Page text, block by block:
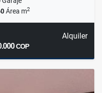
Área m2
Alquiler
COP